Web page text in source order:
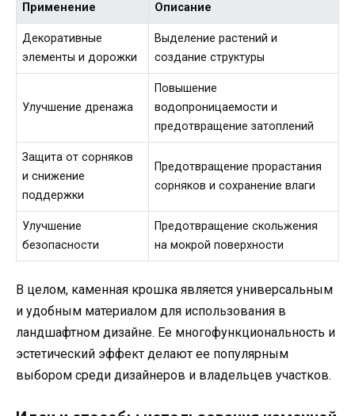
Применение Описание
Декоративные
элементы и дорожки
Выделение растений и
создание структуры
Улучшение дренажа
Повышение
водопроницаемости и
предотвращение затоплений
Защита от сорняков
и снижение
поддержки
Предотвращение прорастания
сорняков и сохранение влаги
Улучшение
безопасности
Предотвращение скольжения
на мокрой поверхности
В целом, каменная крошка является универсальным
и удобным материалом для использования в
ландшафтном дизайне. Ее многофункциональность и
эстетический эффект делают ее популярным
выбором среди дизайнеров и владельцев участков.